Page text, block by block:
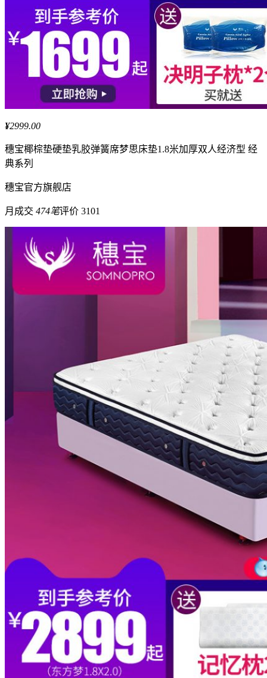
¥2999.00
穗宝椰棕垫硬垫乳胶弹簧席梦思床垫1.8米加厚双人经济型 经
典系列
穗宝官方旗舰店
月成交 474笔评价 3101